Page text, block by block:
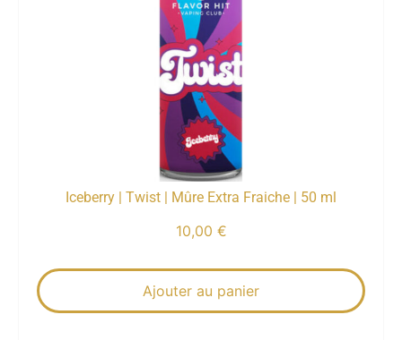
Iceberry | Twist | Mûre Extra Fraiche | 50 ml
10,00 €
Ajouter au panier